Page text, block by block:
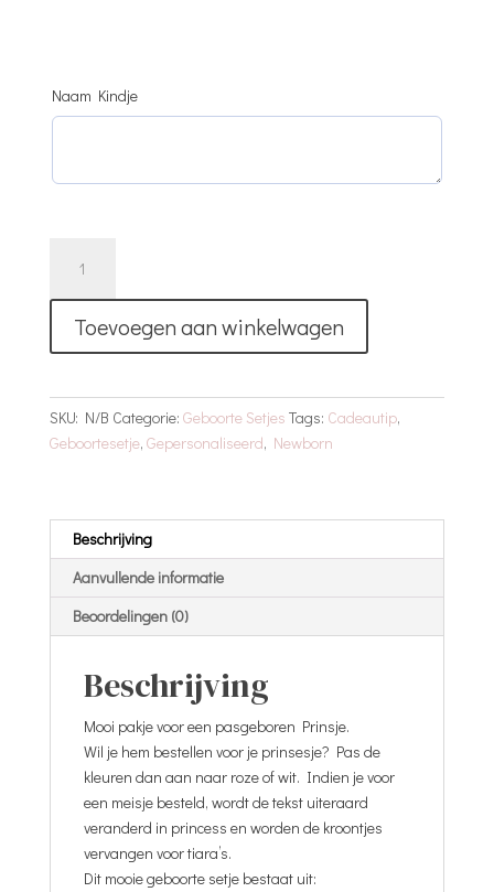
Naam Kindje
|
Little
Prince(ss)
Born
|
Naam
Toevoegen aan winkelwagen
SKU: N/B Categorie: Geboorte Setjes Tags: Cadeautip,
Geboortesetje, Gepersonaliseerd, Newborn
Beschrijving
Aanvullende informatie
Beoordelingen (0)
Beschrijving
Mooi pakje voor een pasgeboren Prinsje.
Wil je hem bestellen voor je prinsesje? Pas de
kleuren dan aan naar roze of wit. Indien je voor
een meisje besteld, wordt de tekst uiteraard
veranderd in princess en worden de kroontjes
vervangen voor tiara’s.
Dit mooie geboorte setje bestaat uit: